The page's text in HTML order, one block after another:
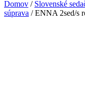
Domov / Slovenské
súprava / ENNA 2sed/s